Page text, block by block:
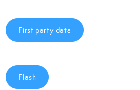
First party data
Flash